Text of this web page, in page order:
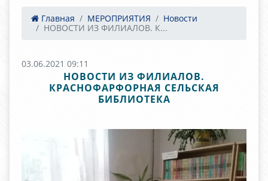
Главная МЕРОПРИЯТИЯ
Новости
НОВОСТИ ИЗ ФИЛИАЛОВ. К...
03.06.2021 09:11
НОВОСТИ ИЗ ФИЛИАЛОВ.
КРАСНОФАРФОРНАЯ СЕЛЬСКАЯ
БИБЛИОТЕКА